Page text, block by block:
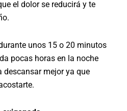
el dolor se reducirá y te
unos 15 o 20 minutos
pocas horas en la noche
descansar mejor ya que